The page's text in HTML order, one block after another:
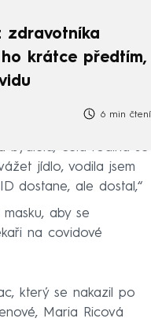
zdravotníka
krátce předtím,
6 min čtení
bydlela, celá rodina se
jídlo, vodila jsem
dostane, ale dostal,“
aby se
na covidové
který se nakazil po
Maria Ricová